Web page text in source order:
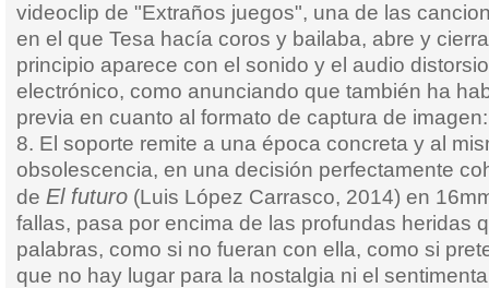
videoclip de "Extraños juegos", una de las
en el que Tesa hacía coros y bailaba, abre y
principio aparece con el sonido y el audio
electrónico, como anunciando que también ha
previa en cuanto al formato de captura de
8. El soporte remite a una época concreta y al
obsolescencia, en una decisión perfectamente
de El futuro (Luis López Carrasco, 2014) en
fallas, pasa por encima de las profundas heridas
palabras, como si no fueran con ella, como si
que no hay lugar para la nostalgia ni el